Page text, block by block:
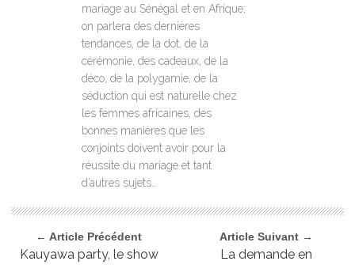
mariage au Sénégal et en Afrique;
on parlera des dernières
tendances, de la dot, de la
cérémonie, des cadeaux, de la
déco, de la polygamie, de la
séduction qui est naturelle chez
les femmes africaines, des
bonnes manières que les
conjoints doivent avoir pour la
réussite du mariage et tant
d’autres sujets…
← Article Précédent
Kauyawa party, le show
Article Suivant →
La demande en